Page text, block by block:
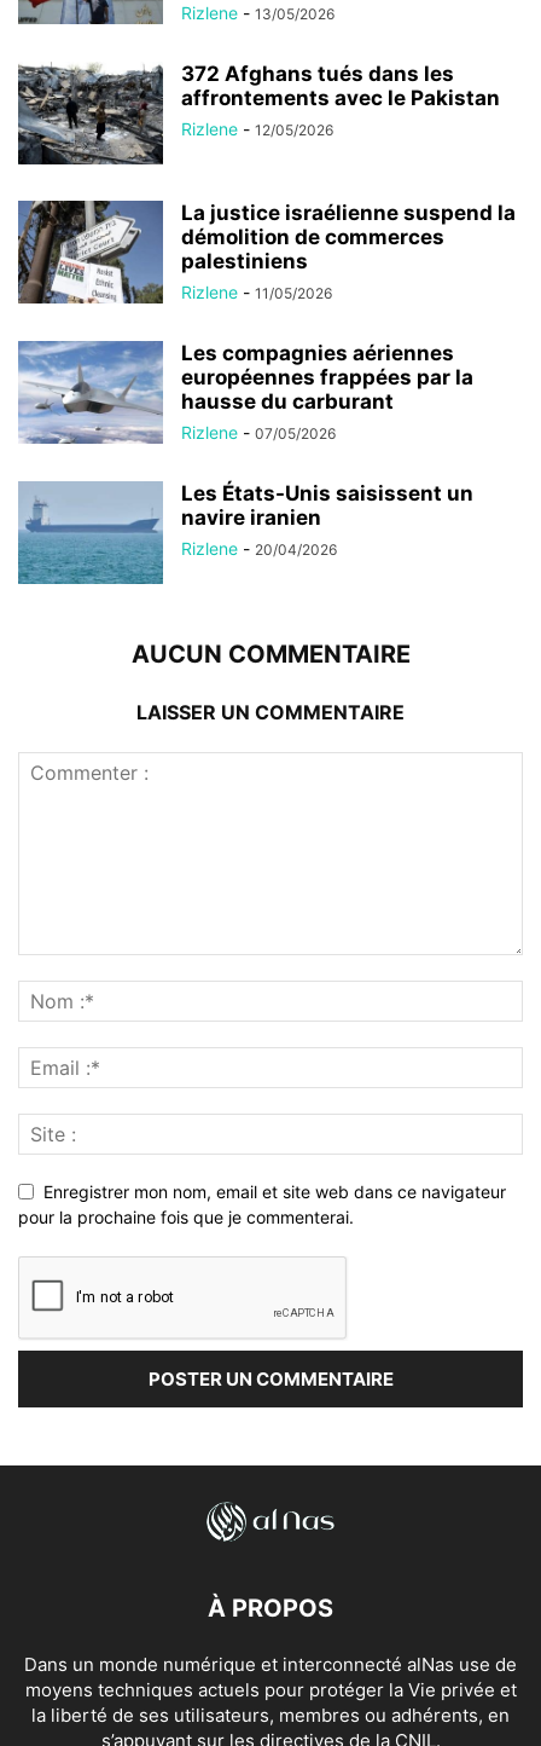
Rizlene - 13/05/2026
372 Afghans tués dans les
affrontements avec le Pakistan
Rizlene - 12/05/2026
La justice israélienne suspend la
démolition de commerces
palestiniens
Rizlene - 11/05/2026
Les compagnies aériennes
européennes frappées par la
hausse du carburant
Rizlene - 07/05/2026
Les États-Unis saisissent un
navire iranien
Rizlene - 20/04/2026
AUCUN COMMENTAIRE
LAISSER UN COMMENTAIRE
Enregistrer mon nom, email et site web dans ce navigateur
pour la prochaine fois que je commenterai.
À PROPOS
Dans un monde numérique et interconnecté alNas use de
moyens techniques actuels pour protéger la Vie privée et
la liberté de ses utilisateurs, membres ou adhérents, en
s’appuyant sur les directives de la CNIL.